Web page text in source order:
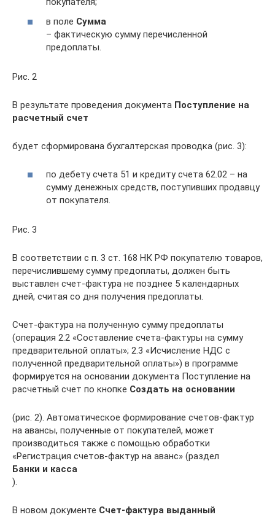
в поле Сумма
– фактическую сумму перечисленной
предоплаты.
Рис. 2
В результате проведения документа Поступление на
расчетный счет
будет сформирована бухгалтерская проводка (рис. 3):
по дебету счета 51 и кредиту счета 62.02 – на
сумму денежных средств, поступивших продавцу
от покупателя.
Рис. 3
В соответствии с п. 3 ст. 168 НК РФ покупателю товаров,
перечислившему сумму предоплаты, должен быть
выставлен счет-фактура не позднее 5 календарных
дней, считая со дня получения предоплаты.
Счет-фактура на полученную сумму предоплаты
(операция 2.2 «Составление счета-фактуры на сумму
предварительной оплаты»; 2.3 «Исчисление НДС с
полученной предварительной оплаты») в программе
формируется на основании документа Поступление на
расчетный счет по кнопке Создать на основании
(рис. 2). Автоматическое формирование счетов-фактур
на авансы, полученные от покупателей, может
производиться также с помощью обработки
«Регистрация счетов-фактур на аванс» (раздел
Банки и касса
).
В новом документе Счет-фактура выданный